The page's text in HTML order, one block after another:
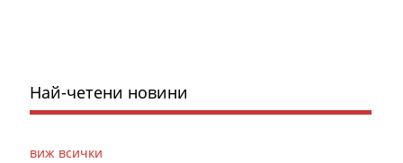
Най-четени новини
виж всички